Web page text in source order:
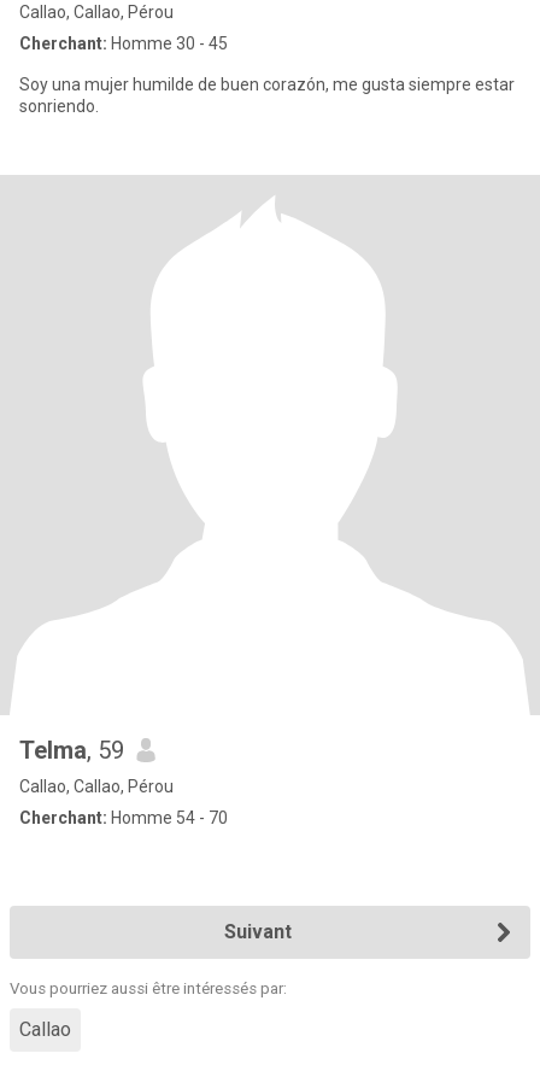
Callao, Callao, Pérou
Cherchant: Homme 30 - 45
Soy una mujer humilde de buen corazón, me gusta siempre estar
sonriendo.
Telma, 59
Callao, Callao, Pérou
Cherchant: Homme 54 - 70
Suivant
Vous pourriez aussi être intéressés par:
Callao